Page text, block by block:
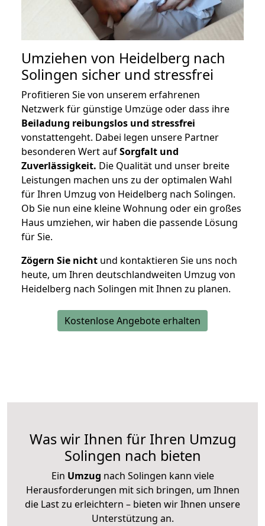
Umziehen von Heidelberg nach
Solingen sicher und stressfrei
Profitieren Sie von unserem erfahrenen
Netzwerk für günstige Umzüge oder dass ihre
Beiladung reibungslos und stressfrei
vonstattengeht. Dabei legen unsere Partner
besonderen Wert aufSorgfalt und
Zuverlässigkeit. Die Qualität und unser breite
Leistungen machen uns zu der optimalen Wahl
für Ihren Umzug von Heidelberg nach Solingen.
Ob Sie nun eine kleine Wohnung oder ein großes
Haus umziehen, wir haben die passende Lösung
für Sie.
Zögern Sie nicht und kontaktieren Sie uns noch
heute, um Ihren deutschlandweiten Umzug von
Heidelberg nach Solingen mit Ihnen zu planen.
Kostenlose Angebote erhalten
Was wir Ihnen für Ihren Umzug
Solingen nach bieten
Ein Umzug nach Solingen kann viele
Herausforderungen mit sich bringen, um Ihnen
die Last zu erleichtern – bieten wir Ihnen unsere
Unterstützung an.